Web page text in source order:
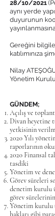
28/10/2021
aynı yerde
duyurunun
Gereğini
katılımınıza
Nilay
Yönetim
GÜNDEM;
Açılış ve
Divan heyetine
yetkisinin
2020 Yılı
raporlarının
2020 Finansal
tasdiki
Yönetim ve
Görev süreleri
denetim kurulu
görev
Yönetim kurulu
hakları gibi